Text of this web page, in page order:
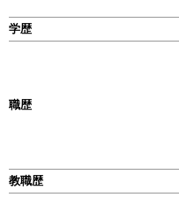
学歴
職歴
教職歴